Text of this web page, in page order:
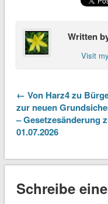
Written
Visit
← Von Harz4 zu
zur neuen
– Gesetzesänderung
01.07.2026
Schreibe